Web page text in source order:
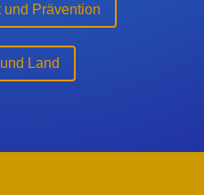
und Prävention
Land